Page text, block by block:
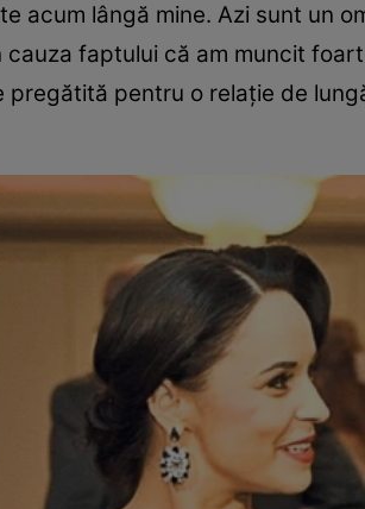
acum lângă mine. Azi sunt un
cauza faptului că am muncit
pregătită pentru o relație de